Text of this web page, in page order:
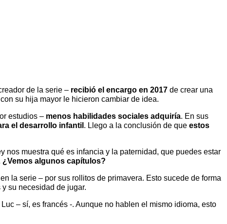
de la serie – recibió el encargo en 2017 de crear una
su hija mayor le hicieron cambiar de idea.
estudios – menos habilidades sociales adquiría. En sus
el desarrollo infantil . Llego a la conclusión de que estos
nos muestra qué es infancia y la paternidad, que puedes estar
¿Vemos algunos capítulos?
la serie – por sus rollitos de primavera. Esto sucede de forma
su necesidad de jugar.
– sí, es francés -. Aunque no hablen el mismo idioma, esto